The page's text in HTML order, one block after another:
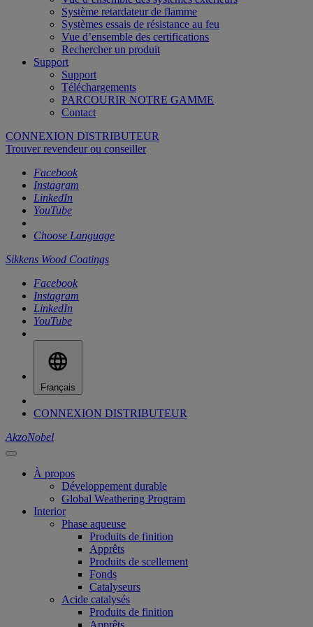
Système retardateur de flamme
Systèmes essais de résistance au feu
Vue d’ensemble des certifications
Rechercher un produit
Support
Support
Téléchargements
PARCOURIR NOTRE GAMME
Contact
CONNEXION DISTRIBUTEUR
Trouver revendeur ou conseiller
Facebook
Instagram
LinkedIn
YouTube
Choose Language
Sikkens Wood Coatings
Facebook
Instagram
LinkedIn
YouTube
Français
CONNEXION DISTRIBUTEUR
AkzoNobel
À propos
Développement durable
Global Weathering Program
Interior
Phase aqueuse
Produits de finition
Apprêts
Produits de scellement
Fonds
Catalyseurs
Acide catalysés
Produits de finition
Apprêts